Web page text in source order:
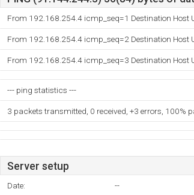
From 192.168.254.4 icmp_seq=1 Destination Host
From 192.168.254.4 icmp_seq=2 Destination Host
From 192.168.254.4 icmp_seq=3 Destination Host
--- ping statistics ---
3 packets transmitted, 0 received, +3 errors, 100%
Server setup
Date: --